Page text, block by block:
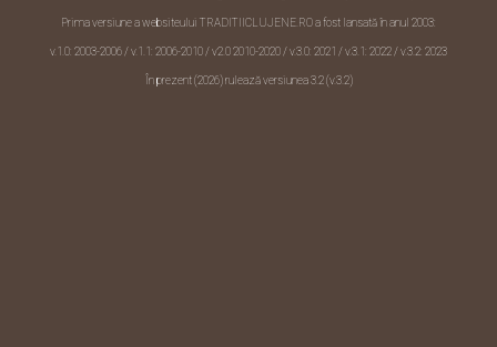
Prima versiune a websiteului TRADITIICLUJENE.RO a fost lansată în anul 2003:
v.1.0: 2003-2006 / v.1.1: 2006-2010 /v2.0 2010-2020 / v.3.0: 2021 / v.3.1: 2022 / v.3.2: 2023
În prezent (2026) rulează versiunea 3.2 (v.3.2)